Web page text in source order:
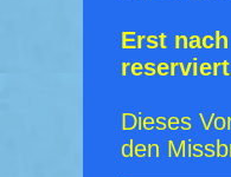
Erst
Dieses
den